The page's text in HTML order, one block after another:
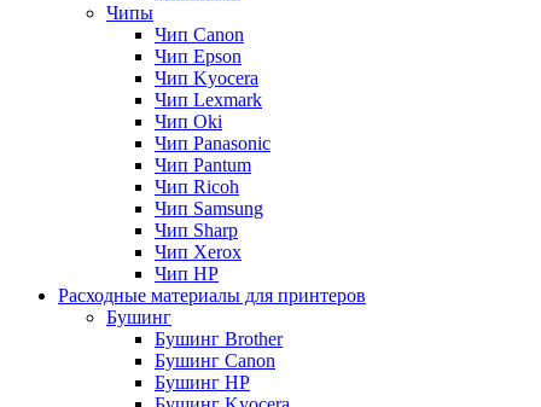
Чипы
Чип Canon
Чип Epson
Чип Kyocera
Чип Lexmark
Чип Oki
Чип Panasonic
Чип Pantum
Чип Ricoh
Чип Samsung
Чип Sharp
Чип Xerox
Чип НР
Расходные материалы для принтеров
Бушинг
Бушинг Brother
Бушинг Canon
Бушинг HP